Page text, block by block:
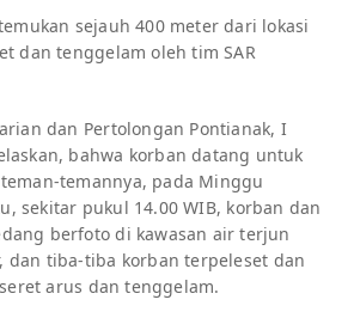
sejauh 400 meter dari lokasi
dan tenggelam oleh tim SAR
dan Pertolongan Pontianak, I
bahwa korban datang untuk
temannya, pada Minggu
sekitar pukul 14.00 WIB, korban dan
berfoto di kawasan air terjun
dan tiba-tiba korban terpeleset dan
arus dan tenggelam.